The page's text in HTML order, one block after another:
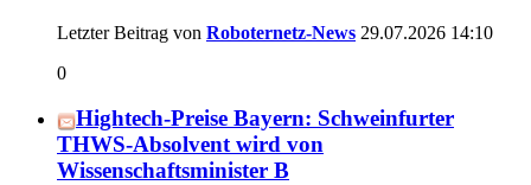
Letzter Beitrag von Roboternetz-News 29.07.2026 14:10
0
Hightech-Preise Bayern: Schweinfurter
THWS-Absolvent wird von
Wissenschaftsminister B